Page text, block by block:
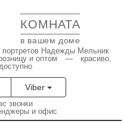
КОМНАТА
в вашем доме
портретов Надежды Мельник
и оптом — красиво,
Viber
звонки
и офис